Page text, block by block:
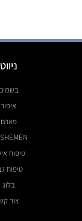
ניווט
בשמים
איפור
פארם
טיפוח
טיפוח
בלוג
צור